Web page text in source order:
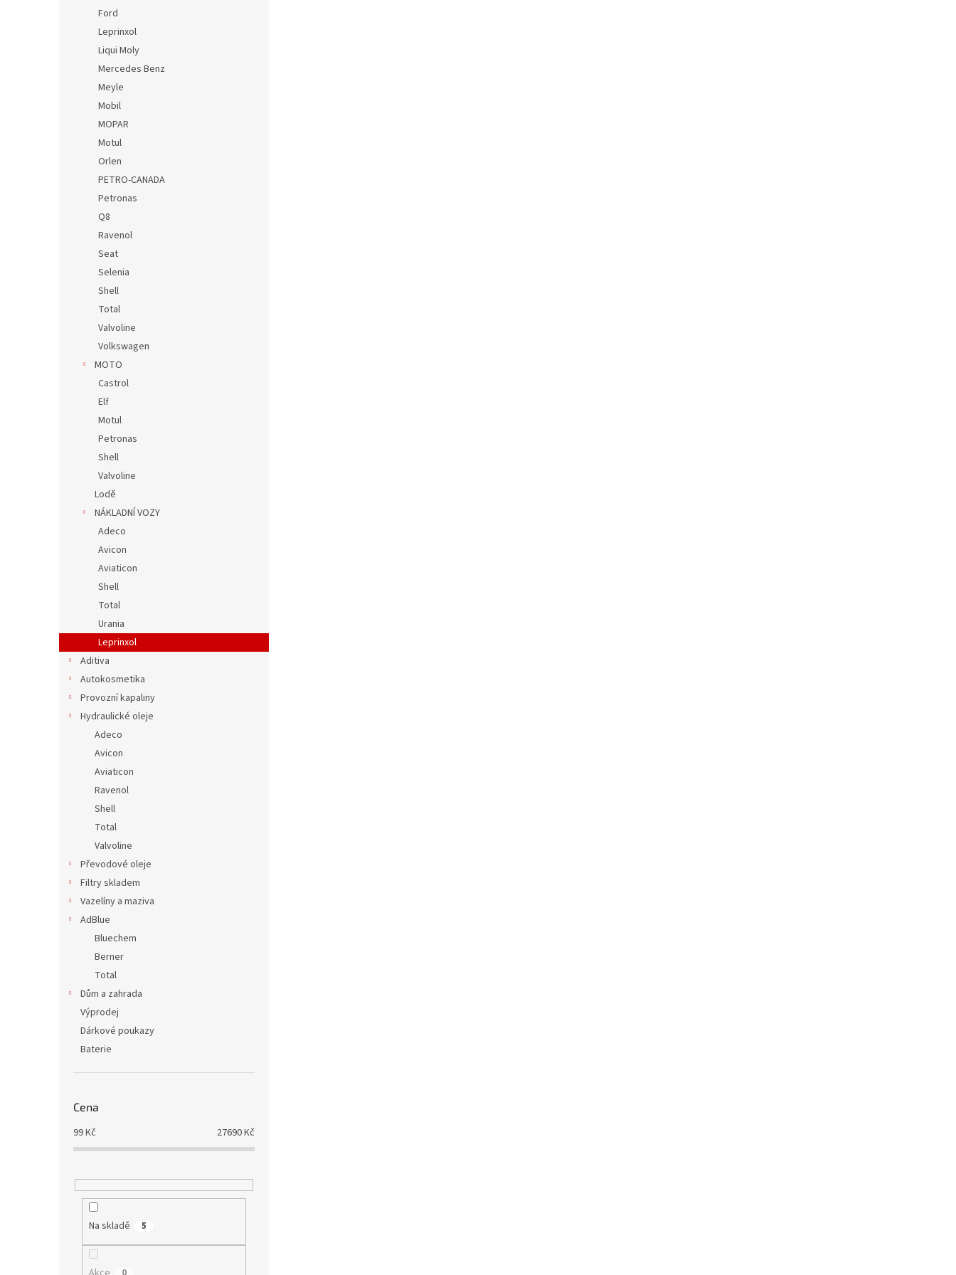
Ford
Leprinxol
Liqui Moly
Mercedes Benz
Meyle
Mobil
MOPAR
Motul
Orlen
PETRO-CANADA
Petronas
Q8
Ravenol
Seat
Selenia
Shell
Total
Valvoline
Volkswagen
MOTO
Castrol
Elf
Motul
Petronas
Shell
Valvoline
Lodě
NÁKLADNÍ VOZY
Adeco
Avicon
Aviaticon
Shell
Total
Urania
Leprinxol
Aditiva
Autokosmetika
Provozní kapaliny
Hydraulické oleje
Adeco
Avicon
Aviaticon
Ravenol
Shell
Total
Valvoline
Převodové oleje
Filtry skladem
Vazelíny a maziva
AdBlue
Bluechem
Berner
Total
Dům a zahrada
Výprodej
Dárkové poukazy
Baterie
Cena
99Kč 27690Kč
Na skladě 5